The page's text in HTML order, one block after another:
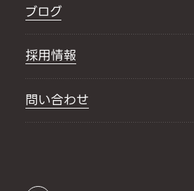
ブログ
採用情報
問い合わせ